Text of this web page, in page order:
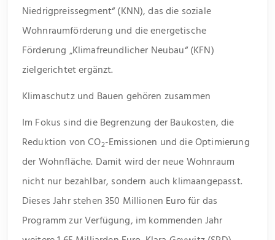
Niedrigpreissegment“ (KNN), das die soziale
Wohnraumförderung und die energetische
Förderung „Klimafreundlicher Neubau“ (KFN)
zielgerichtet ergänzt.
Klimaschutz und Bauen gehören zusammen
Im Fokus sind die Begrenzung der Baukosten, die
Reduktion von CO2-Emissionen und die Optimierung
der Wohnfläche. Damit wird der neue Wohnraum
nicht nur bezahlbar, sondern auch klimaangepasst.
Dieses Jahr stehen 350 Millionen Euro für das
Programm zur Verfügung, im kommenden Jahr